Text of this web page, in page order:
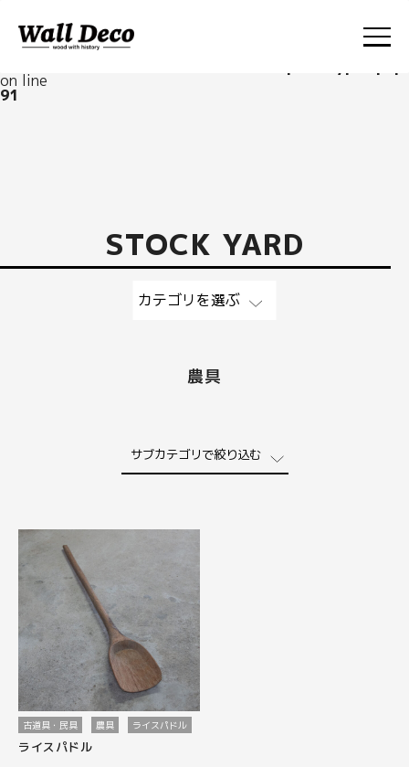
Warning
: Undefined array key "post_type" in
/home/axus/walldeco.jp/public_html/wp-
on line
91
STOCK YARDSTOCK YARD
農具
古道具・民具 農具 ライスパドル
ライスパドル